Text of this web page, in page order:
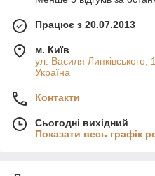
Працює з 20.07.2013
м. Київ
ул. Василя Липківського,
Україна
Контакти
Сьогодні вихідний
Показати весь графік